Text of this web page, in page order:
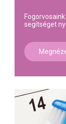
segítséget